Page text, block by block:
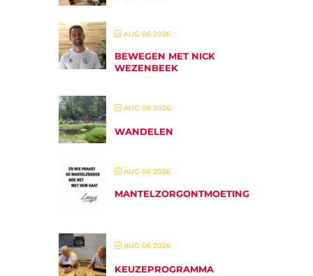
AUG 06 2026
BEWEGEN MET NICK
WEZENBEEK
AUG 06 2026
WANDELEN
AUG 06 2026
MANTELZORGONTMOETING
AUG 06 2026
KEUZEPROGRAMMA